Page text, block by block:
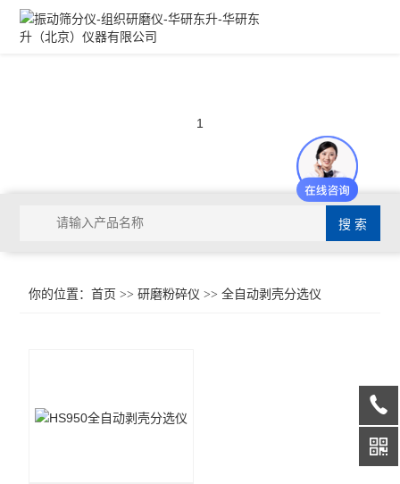
1
你的位置：首页 >>研磨粉碎仪 >>全自动剥壳分选仪